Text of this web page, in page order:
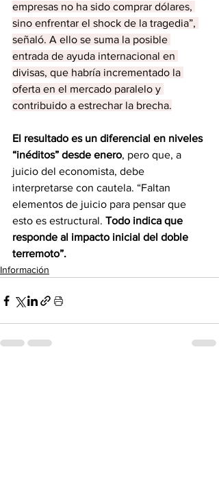
empresas no ha sido comprar dólares,
sino enfrentar el shock de la tragedia”,
señaló. A ello se suma la posible
entrada de ayuda internacional en
divisas, que habría incrementado la
oferta en el mercado paralelo y
contribuido a estrechar la brecha.
El resultado es un diferencial en niveles
“inéditos” desde enero, pero que, a
juicio del economista, debe
interpretarse con cautela. “Faltan
elementos de juicio para pensar que
esto es estructural. Todo indica que
responde al impacto inicial del doble
terremoto”.
Información